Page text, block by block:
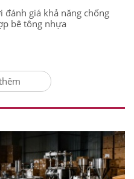
đánh giá khả năng chống
bê tông nhựa